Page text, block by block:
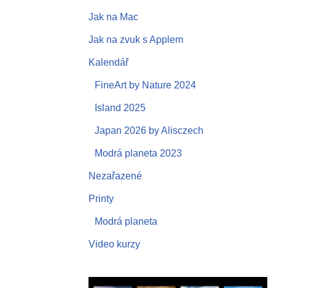
Jak na Mac
Jak na zvuk s Applem
Kalendář
FineArt by Nature 2024
Island 2025
Japan 2026 by Alisczech
Modrá planeta 2023
Nezařazené
Printy
Modrá planeta
Video kurzy